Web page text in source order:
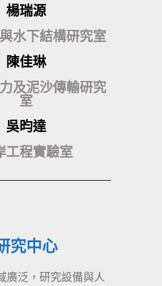
楊瑞源
水下結構研究室
陳佳琳
及泥沙傳輸研究
室
吳昀達
工程實驗室
究中心
廣泛，研究設備與人